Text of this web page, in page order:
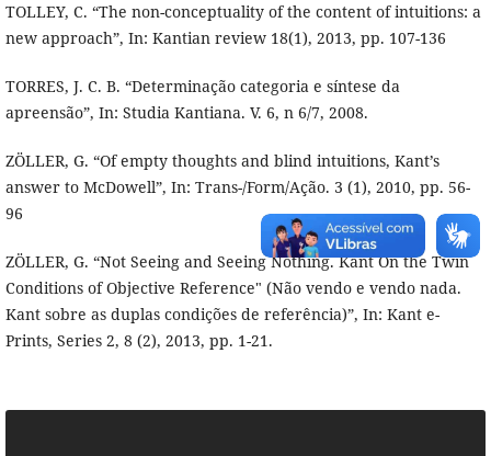
TOLLEY, C. “The non-conceptuality of the content of intuitions: a
new approach”, In: Kantian review 18(1), 2013, pp. 107-136
TORRES, J. C. B. “Determinação categoria e síntese da
apreensão”, In: Studia Kantiana. V. 6, n 6/7, 2008.
ZÖLLER, G. “Of empty thoughts and blind intuitions, Kant’s
answer to McDowell”, In: Trans-/Form/Ação. 3 (1), 2010, pp. 56-
96
ZÖLLER, G. “Not Seeing and Seeing Nothing. Kant On the Twin
Conditions of Objective Reference" (Não vendo e vendo nada.
Kant sobre as duplas condições de referência)”, In: Kant e-
Prints, Series 2, 8 (2), 2013, pp. 1-21.